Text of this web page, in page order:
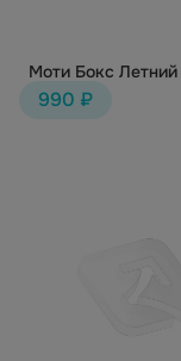
Моти Бокс Летний
990 ₽